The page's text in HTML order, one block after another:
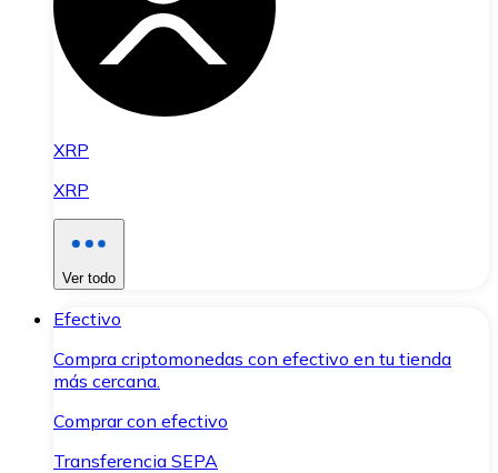
XRP
XRP
Ver todo
Efectivo
Compra criptomonedas con efectivo en tu tienda
más cercana.
Comprar con efectivo
Transferencia SEPA